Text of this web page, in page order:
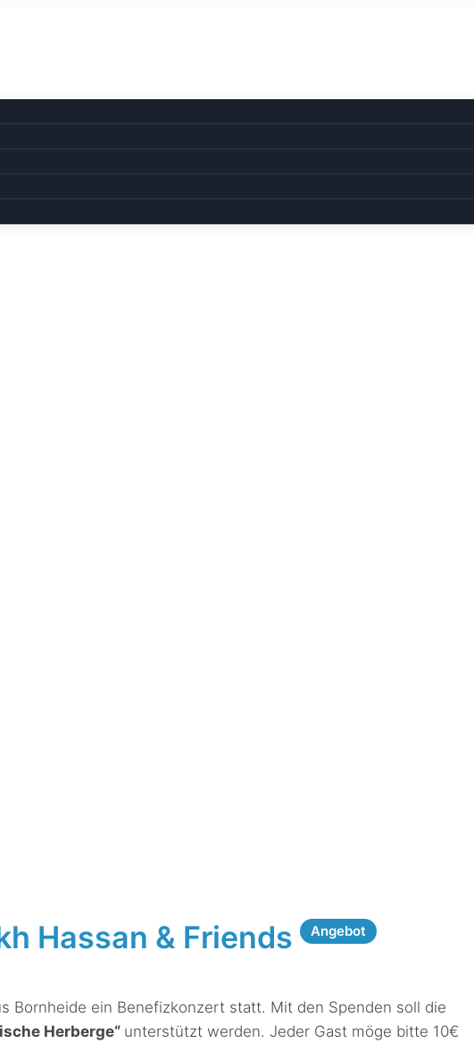
Hassan & Friends Angebot
Bornheide ein Benefizkonzert statt. Mit den Spenden soll die
Herberge“ unterstützt werden. Jeder Gast möge bitte 10€